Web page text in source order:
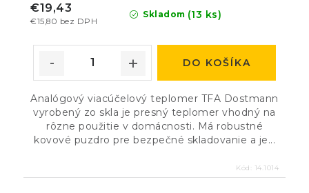
Skladom (13 ks)
€15,80 bez DPH
€19,43
DO KOŠÍKA
Analógový viacúčelový teplomer TFA Dostmann
vyrobený zo skla je presný teplomer vhodný na
rôzne použitie v domácnosti. Má robustné
kovové puzdro pre bezpečné skladovanie a je...
Kód: 14.1014